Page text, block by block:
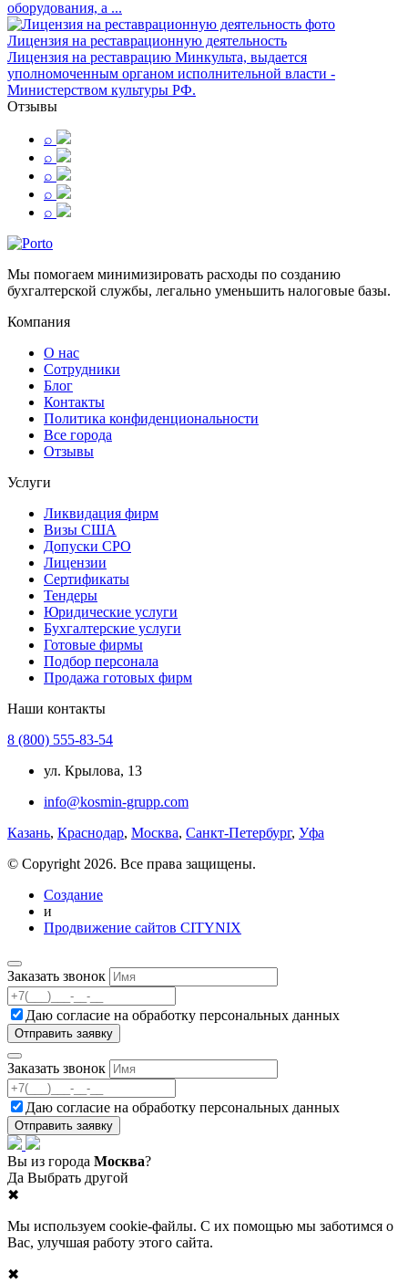
оборудования, а ...
Лицензия на реставрационную деятельность
Лицензия на реставрацию Минкульта, выдается
уполномоченным органом исполнительной власти -
Министерством культуры РФ.
Отзывы
⌕
⌕
⌕
⌕
⌕
Мы помогаем минимизировать расходы по созданию
бухгалтерской службы, легально уменьшить налоговые базы.
Компания
О нас
Сотрудники
Блог
Контакты
Политика конфиденциональности
Все города
Отзывы
Услуги
Ликвидация фирм
Визы США
Допуски СРО
Лицензии
Сертификаты
Тендеры
Юридические услуги
Бухгалтерские услуги
Готовые фирмы
Подбор персонала
Продажа готовых фирм
Наши контакты
8 (800) 555-83-54
ул. Крылова, 13
info@kosmin-grupp.com
Казань, Краснодар, Москва, Санкт-Петербург, Уфа
© Copyright 2026. Все права защищены.
Создание
и
Продвижение сайтов CITYNIX
Заказать звонок
Даю согласие на обработку персональных данных
Заказать звонок
Даю согласие на обработку персональных данных
Вы из города Москва?
Да Выбрать другой
✖
Мы используем cookie-файлы. С их помощью мы заботимся о
Вас, улучшая работу этого сайта.
✖